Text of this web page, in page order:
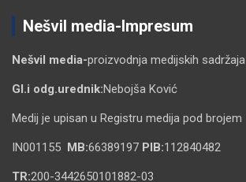
Nešvil media-Impresum
Nešvil media-proizvodnja medijskih sadržaja
Gl.i odg.urednik:Nebojša Ković
Medij je upisan u Registru medija pod brojem
IN001155 MB:66389197 PIB:112840482
TR:200-3442650101882-03